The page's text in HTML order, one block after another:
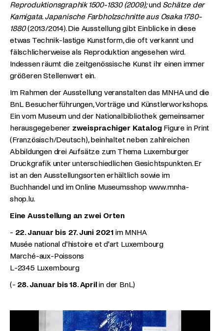
Reproduktionsgraphik 1500-1830 (2009);und Schätze der
Kamigata. Japanische Farbholzschnitte aus Osaka 1780-
1880(2013/2014). Die Ausstellung gibt Einblicke in diese
etwas Technik-lastige Kunstform, die oft verkannt und
fälschlicherweise als Reproduktion angesehen wird.
Indessen räumt die zeitgenössische Kunst ihr einen immer
größeren Stellenwert ein.
Im Rahmen der Ausstellung veranstalten das MNHA und die
BnL Besucherführungen, Vorträge und Künstlerworkshops.
Ein vom Museum und der Nationalbibliothek gemeinsamer
herausgegebener zweisprachiger Katalog Figure in Print
(Französisch/Deutsch), beinhaltet neben zahlreichen
Abbildungen drei Aufsätze zum Thema Luxemburger
Druckgrafik unter unterschiedlichen Gesichtspunkten. Er
ist an den Ausstellungsorten erhältlich sowie im
Buchhandel und im Online Museumsshop www.mnha-
shop.lu.
Eine Ausstellung an zwei Orten
- 22. Januar bis 27. Juni 2021 im MNHA
Musée national d'histoire et d'art Luxembourg
Marché-aux-Poissons
L-2345 Luxembourg
(- 28. Januar bis 18. Aprilin der BnL)